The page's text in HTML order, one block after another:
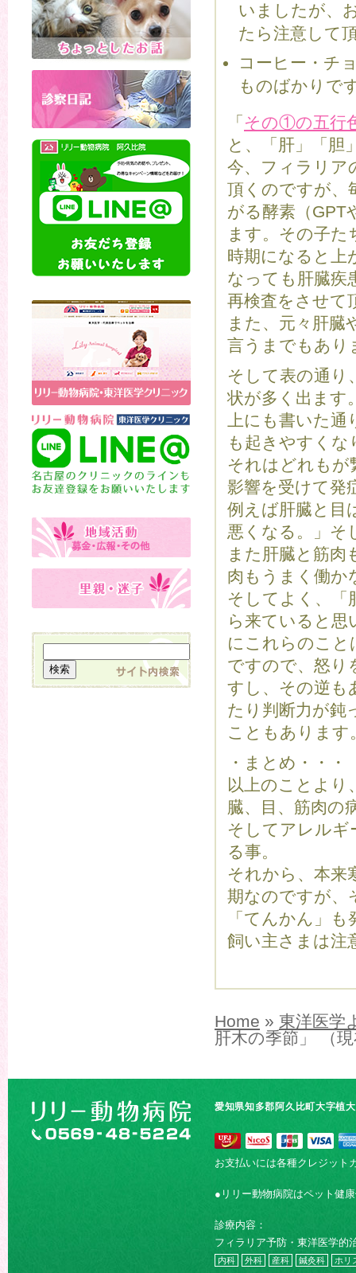
いましたが、
たら注意して
コーヒー・チ
ものばかりで
「 その①の五行
と、「肝」「胆
今、フィラリア
頂くのですが、
がる酵素（GPT
ます。その子
時期になると上
なっても肝臓疾
再検査をさせ
また、元々肝臓
言うまでもあり
そして表の通り
状が多く出ます
上にも書いた
も起きやすくな
それはどれもが
影響を受けて発
例えば肝臓と目
悪くなる。」そ
また肝臓と筋肉
肉もうまく働か
そしてよく、「
ら来ていると思
にこれらのこと
ですので、怒り
すし、その逆も
たり判断力が鈍
こともあります
・まとめ・・・
以上のことより
臓、目、筋肉の
そしてアレルギ
る事。
それから、本来
期なのですが、
「てんかん」
飼い主さまは注
Home » 東洋医学
肝木の季節」 （
愛知県知多郡阿久比町大字植
お支払いには各種クレジット
●リリー動物病院はペット健
診療内容：
フィラリア予防・東洋医学的
内科 外科 産科 鍼灸科 ホリ